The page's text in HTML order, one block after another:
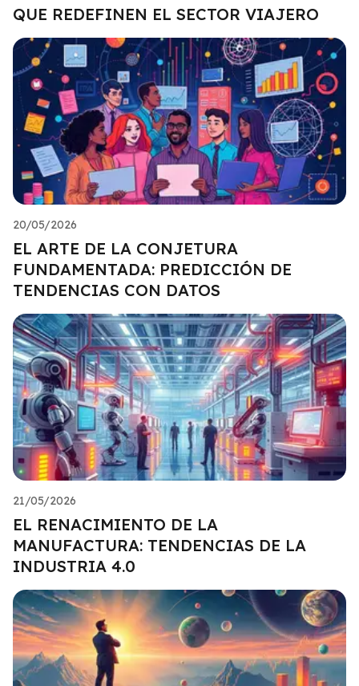
QUE REDEFINEN EL SECTOR VIAJERO
20/05/2026
EL ARTE DE LA CONJETURA
FUNDAMENTADA: PREDICCIÓN DE
TENDENCIAS CON DATOS
21/05/2026
EL RENACIMIENTO DE LA
MANUFACTURA: TENDENCIAS DE LA
INDUSTRIA 4.0